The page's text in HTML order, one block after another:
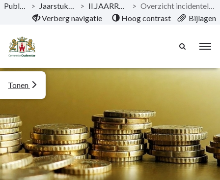
Naar hoofdinhoud
Publicaties > Jaarstukken 2022 > II.JAARREKENING >
Overzicht incidentele baten en lasten
Verberg navigatie
Hoog contrast Bijlagen
Tonen